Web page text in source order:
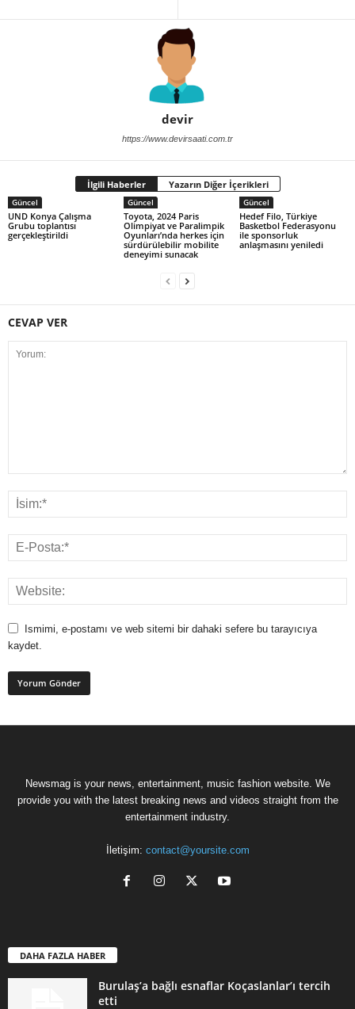
devir
https://www.devirsaati.com.tr
İlgili Haberler Yazarın Diğer İçerikleri
Güncel
UND Konya Çalışma
Grubu toplantısı
gerçekleştirildi
Güncel
Toyota, 2024 Paris
Olimpiyat ve Paralimpik
Oyunları’nda herkes için
sürdürülebilir mobilite
deneyimi sunacak
Güncel
Hedef Filo, Türkiye
Basketbol Federasyonu
ile sponsorluk
anlaşmasını yeniledi
CEVAP VER
Ismimi, e-postamı ve web sitemi bir dahaki sefere bu tarayıcıya
kaydet.
Newsmag is your news, entertainment, music fashion website. We
provide you with the latest breaking news and videos straight from the
entertainment industry.
İletişim: contact@yoursite.com
DAHA FAZLA HABER
Burulaş’a bağlı esnaflar Koçaslanlar’ı tercih
etti